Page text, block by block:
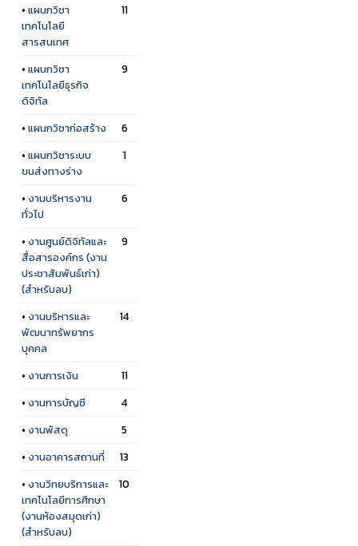
• แผนกวิชา
เทคโนโลยี
สารสนเทศ
11
• แผนกวิชา
เทคโนโลยีธุรกิจ
ดิจิทัล
9
• แผนกวิชาก่อสร้าง
6
• แผนกวิชาระบบ
ขนส่งทางร่าง
1
• งานบริหารงาน
ทั่วไป
6
• งานศูนย์ดิจิทัลและ
สื่อสารองค์กร (งาน
ประชาสัมพันธ์เก่า)
(สำหรับลบ)
9
• งานบริหารและ
พัฒนาทรัพยากร
บุคคล
14
• งานการเงิน
11
• งานการบัญชี
4
• งานพัสดุ
5
• งานอาคารสถานที่
13
• งานวิทยบริการและ
เทคโนโลยีการศึกษา
(งานห้องสมุดเก่า)
(สำหรับลบ)
10